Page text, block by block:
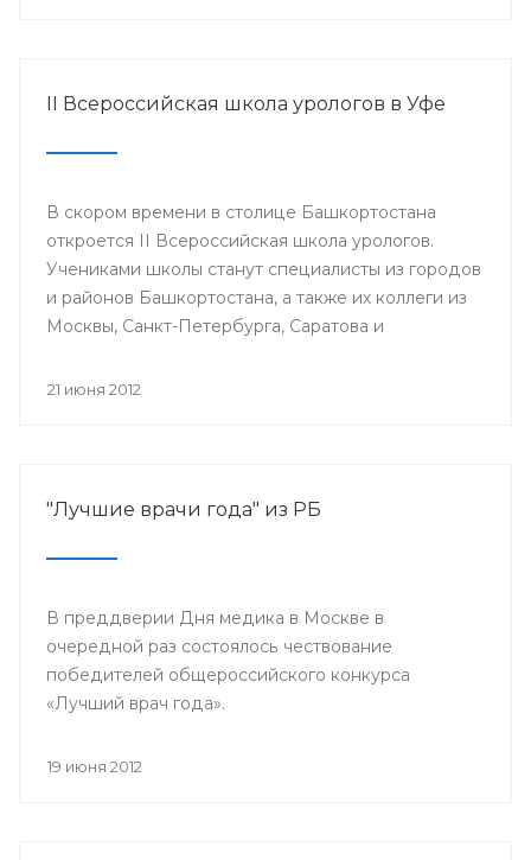
II Всероссийская школа урологов в Уфе
В скором времени в столице Башкортостана
откроется II Всероссийская школа урологов.
Учениками школы станут специалисты из городов
и районов Башкортостана, а также их коллеги из
Москвы, Санкт-Петербурга, Саратова и
21 июня 2012
"Лучшие врачи года" из РБ
В преддверии Дня медика в Москве в
очередной раз состоялось чествование
победителей общероссийского конкурса
«Лучший врач года».
19 июня 2012